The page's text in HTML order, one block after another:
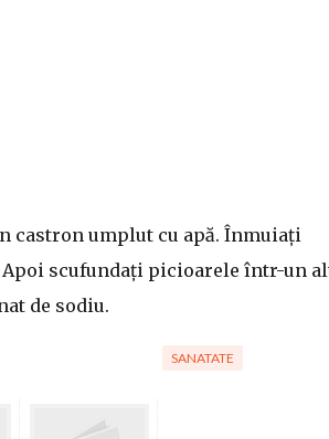
castron umplut cu apă. Înmuiați
scufundați picioarele într-un
de sodiu.
SANATATE